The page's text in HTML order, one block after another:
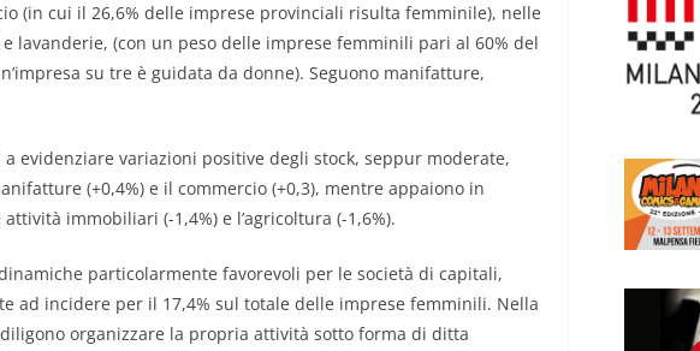
(in cui il 26,6% delle imprese provinciali risulta femminile), nelle
lavanderie, (con un peso delle imprese femminili pari al 60% del
su tre è guidata da donne). Seguono manifatture,
evidenziare variazioni positive degli stock, seppur moderate,
(+0,4%) e il commercio (+0,3), mentre appaiono in
immobiliari (-1,4%) e l’agricoltura (-1,6%).
particolarmente favorevoli per le società di capitali,
ad incidere per il 17,4% sul totale delle imprese femminili. Nella
organizzare la propria attività sotto forma di ditta